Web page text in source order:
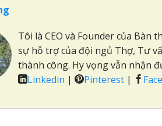
Tôi là CEO và Founder của
sự hỗ trợ của đội ngủ Thợ, Tư
thành công. Hy vọng vẫn nhận
Linkedin | Pinterest |